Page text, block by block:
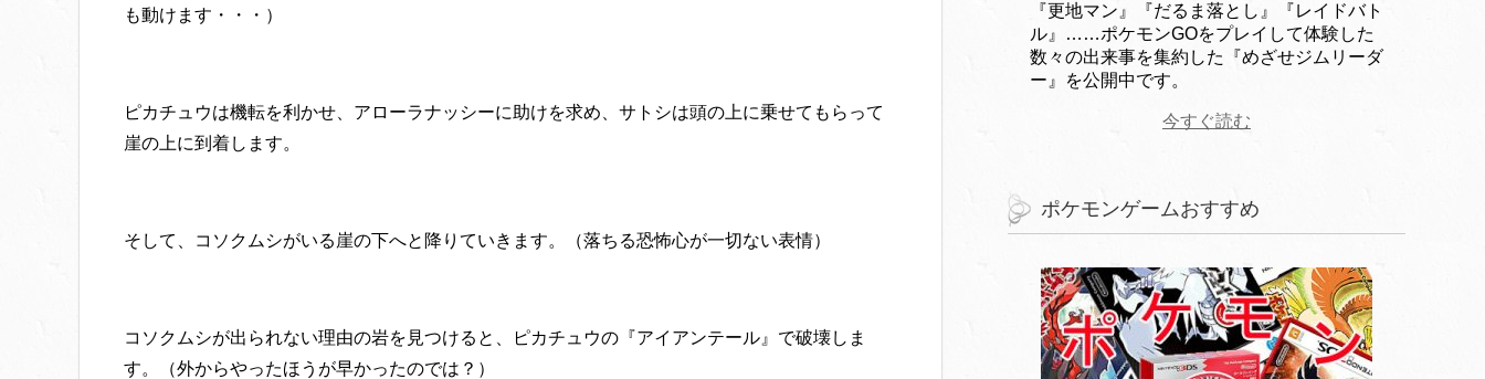
も動けます・・・）
ピカチュウは機転を利かせ、アローラナッシーに助けを求め、サトシは頭の上に乗せてもらって
崖の上に到着します。
そして、コソクムシがいる崖の下へと降りていきます。（落ちる恐怖心が一切ない表情）
コソクムシが出られない理由の岩を見つけると、ピカチュウの『アイアンテール』で破壊しま
す。（外からやったほうが早かったのでは？）
『更地マン』『だるま落とし』『レイドバト
ル』……ポケモンGOをプレイして体験した
数々の出来事を集約した『めざせジムリーダ
ー』を公開中です。
今すぐ読む
ポケモンゲームおすすめ